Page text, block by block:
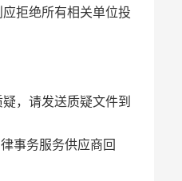
拒绝所有相关单位投
，请发送质疑文件到
事务服务供应商回